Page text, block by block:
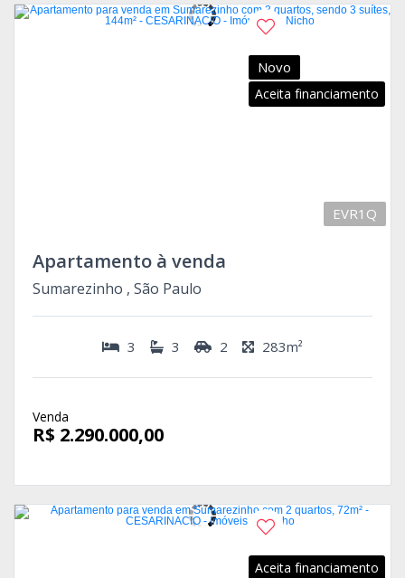
Novo
Aceita financiamento
EVR1Q
Apartamento à venda
Sumarezinho , São Paulo
3 3 2 283m²
Venda
R$ 2.290.000,00
Aceita financiamento